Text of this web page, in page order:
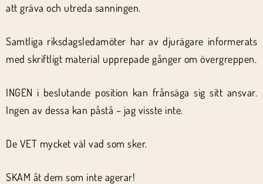
att gräva och utreda sanningen.
Samtliga riksdagsledamöter har av djurägare informerats
med skriftligt material upprepade gånger om övergreppen.
INGEN i beslutande position kan frånsäga sig sitt ansvar.
Ingen av dessa kan påstå – jag visste inte.
De VET mycket väl vad som sker.
SKAM åt dem som inte agerar!